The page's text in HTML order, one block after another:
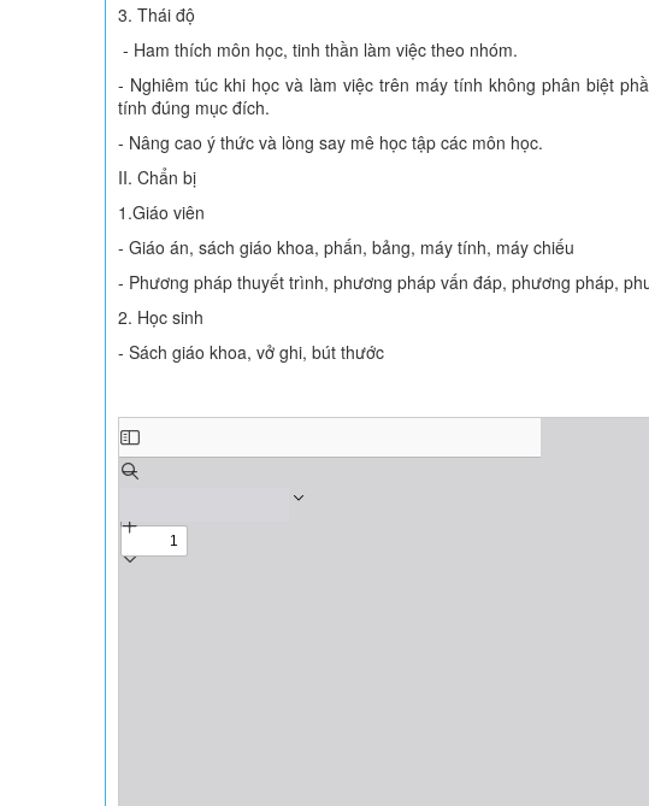
3. Thái độ
- Ham thích môn học, tinh thần làm việc theo nhóm.
- Nghiêm túc khi học và làm việc trên máy tính không phân biệt
tính đúng mục đích.
- Nâng cao ý thức và lòng say mê học tập các môn học.
II. Chẩn bị
1.Giáo viên
- Giáo án, sách giáo khoa, phấn, bảng, máy tính, máy chiếu
- Phương pháp thuyết trình, phương pháp vấn đáp, phương pháp,
2. Học sinh
- Sách giáo khoa, vở ghi, bút thước